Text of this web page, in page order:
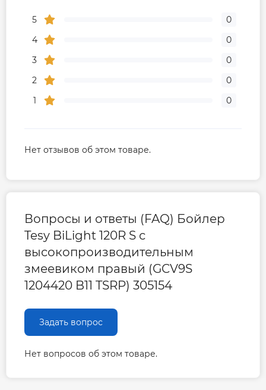
5
0
4
0
3
0
2
0
1
0
Нет отзывов об этом товаре.
Вопросы и ответы (FAQ) Бойлер
Tesy BiLight 120R S с
высокопроизводительным
змеевиком правый (GCV9S
1204420 B11 TSRP) 305154
Задать вопрос
Нет вопросов об этом товаре.